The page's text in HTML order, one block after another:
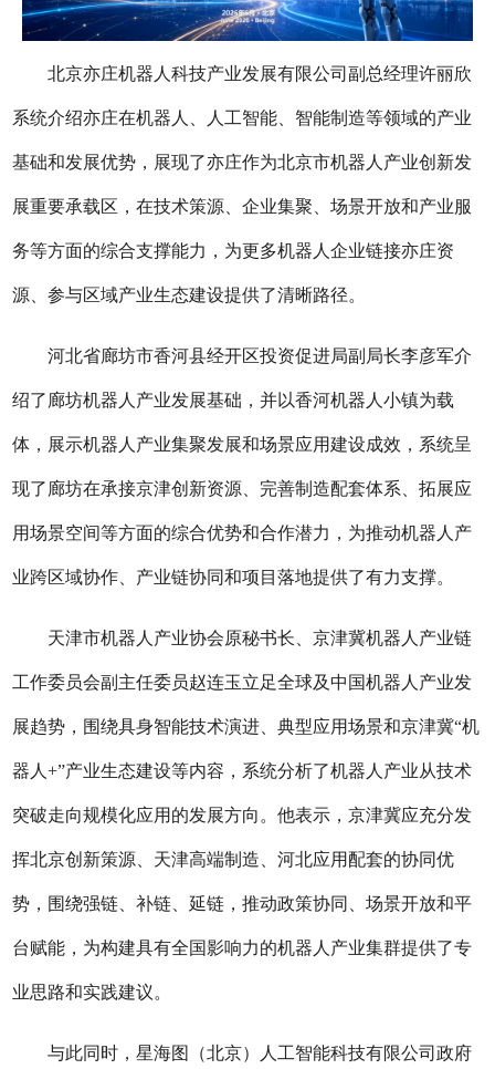
北京亦庄机器人科技产业发展有限公司副总经理许丽欣
系统介绍亦庄在机器人、人工智能、智能制造等领域的产业
基础和发展优势，展现了亦庄作为北京市机器人产业创新发
展重要承载区，在技术策源、企业集聚、场景开放和产业服
务等方面的综合支撑能力，为更多机器人企业链接亦庄资
源、参与区域产业生态建设提供了清晰路径。
河北省廊坊市香河县经开区投资促进局副局长李彦军介
绍了廊坊机器人产业发展基础，并以香河机器人小镇为载
体，展示机器人产业集聚发展和场景应用建设成效，系统呈
现了廊坊在承接京津创新资源、完善制造配套体系、拓展应
用场景空间等方面的综合优势和合作潜力，为推动机器人产
业跨区域协作、产业链协同和项目落地提供了有力支撑。
天津市机器人产业协会原秘书长、京津冀机器人产业链
工作委员会副主任委员赵连玉立足全球及中国机器人产业发
展趋势，围绕具身智能技术演进、典型应用场景和京津冀“机
器人+”产业生态建设等内容，系统分析了机器人产业从技术
突破走向规模化应用的发展方向。他表示，京津冀应充分发
挥北京创新策源、天津高端制造、河北应用配套的协同优
势，围绕强链、补链、延链，推动政策协同、场景开放和平
台赋能，为构建具有全国影响力的机器人产业集群提供了专
业思路和实践建议。
与此同时，星海图（北京）人工智能科技有限公司政府